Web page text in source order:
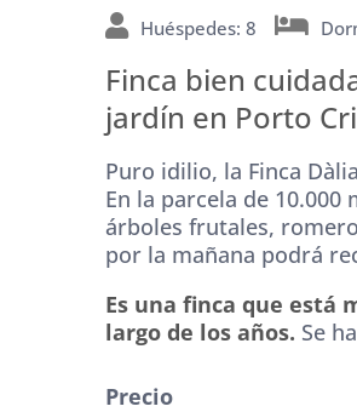
Huéspedes: 8
Finca bien
jardín en Porto
Puro idilio, la Finca
En la parcela de
árboles frutales,
por la mañana podrá
Es una finca que está
largo de los años. Se
Precio